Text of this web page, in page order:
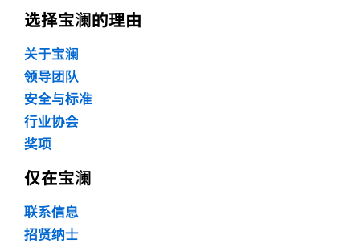
选择宝澜的理由
关于宝澜
领导团队
安全与标准
行业协会
奖项
仅在宝澜
联系信息
招贤纳士